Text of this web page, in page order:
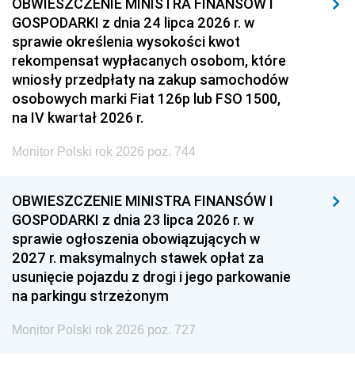
GOSPODARKI z dnia 24 lipca 2026 r. w
sprawie określenia wysokości kwot
rekompensat wypłacanych osobom, które
wniosły przedpłaty na zakup samochodów
osobowych marki Fiat 126p lub FSO 1500,
na IV kwartał 2026 r.
Monitor Polski rok 2026 poz. 744
OBWIESZCZENIE MINISTRA FINANSÓW I
GOSPODARKI z dnia 23 lipca 2026 r. w
sprawie ogłoszenia obowiązujących w
2027 r. maksymalnych stawek opłat za
usunięcie pojazdu z drogi i jego parkowanie
na parkingu strzeżonym
Monitor Polski rok 2026 poz. 727